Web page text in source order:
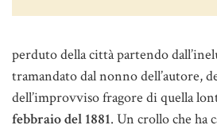
perduto della città partendo
tramandato dal nonno dell’autore,
dell’improvviso fragore di quella
febbraio del 1881. Un crollo che ha